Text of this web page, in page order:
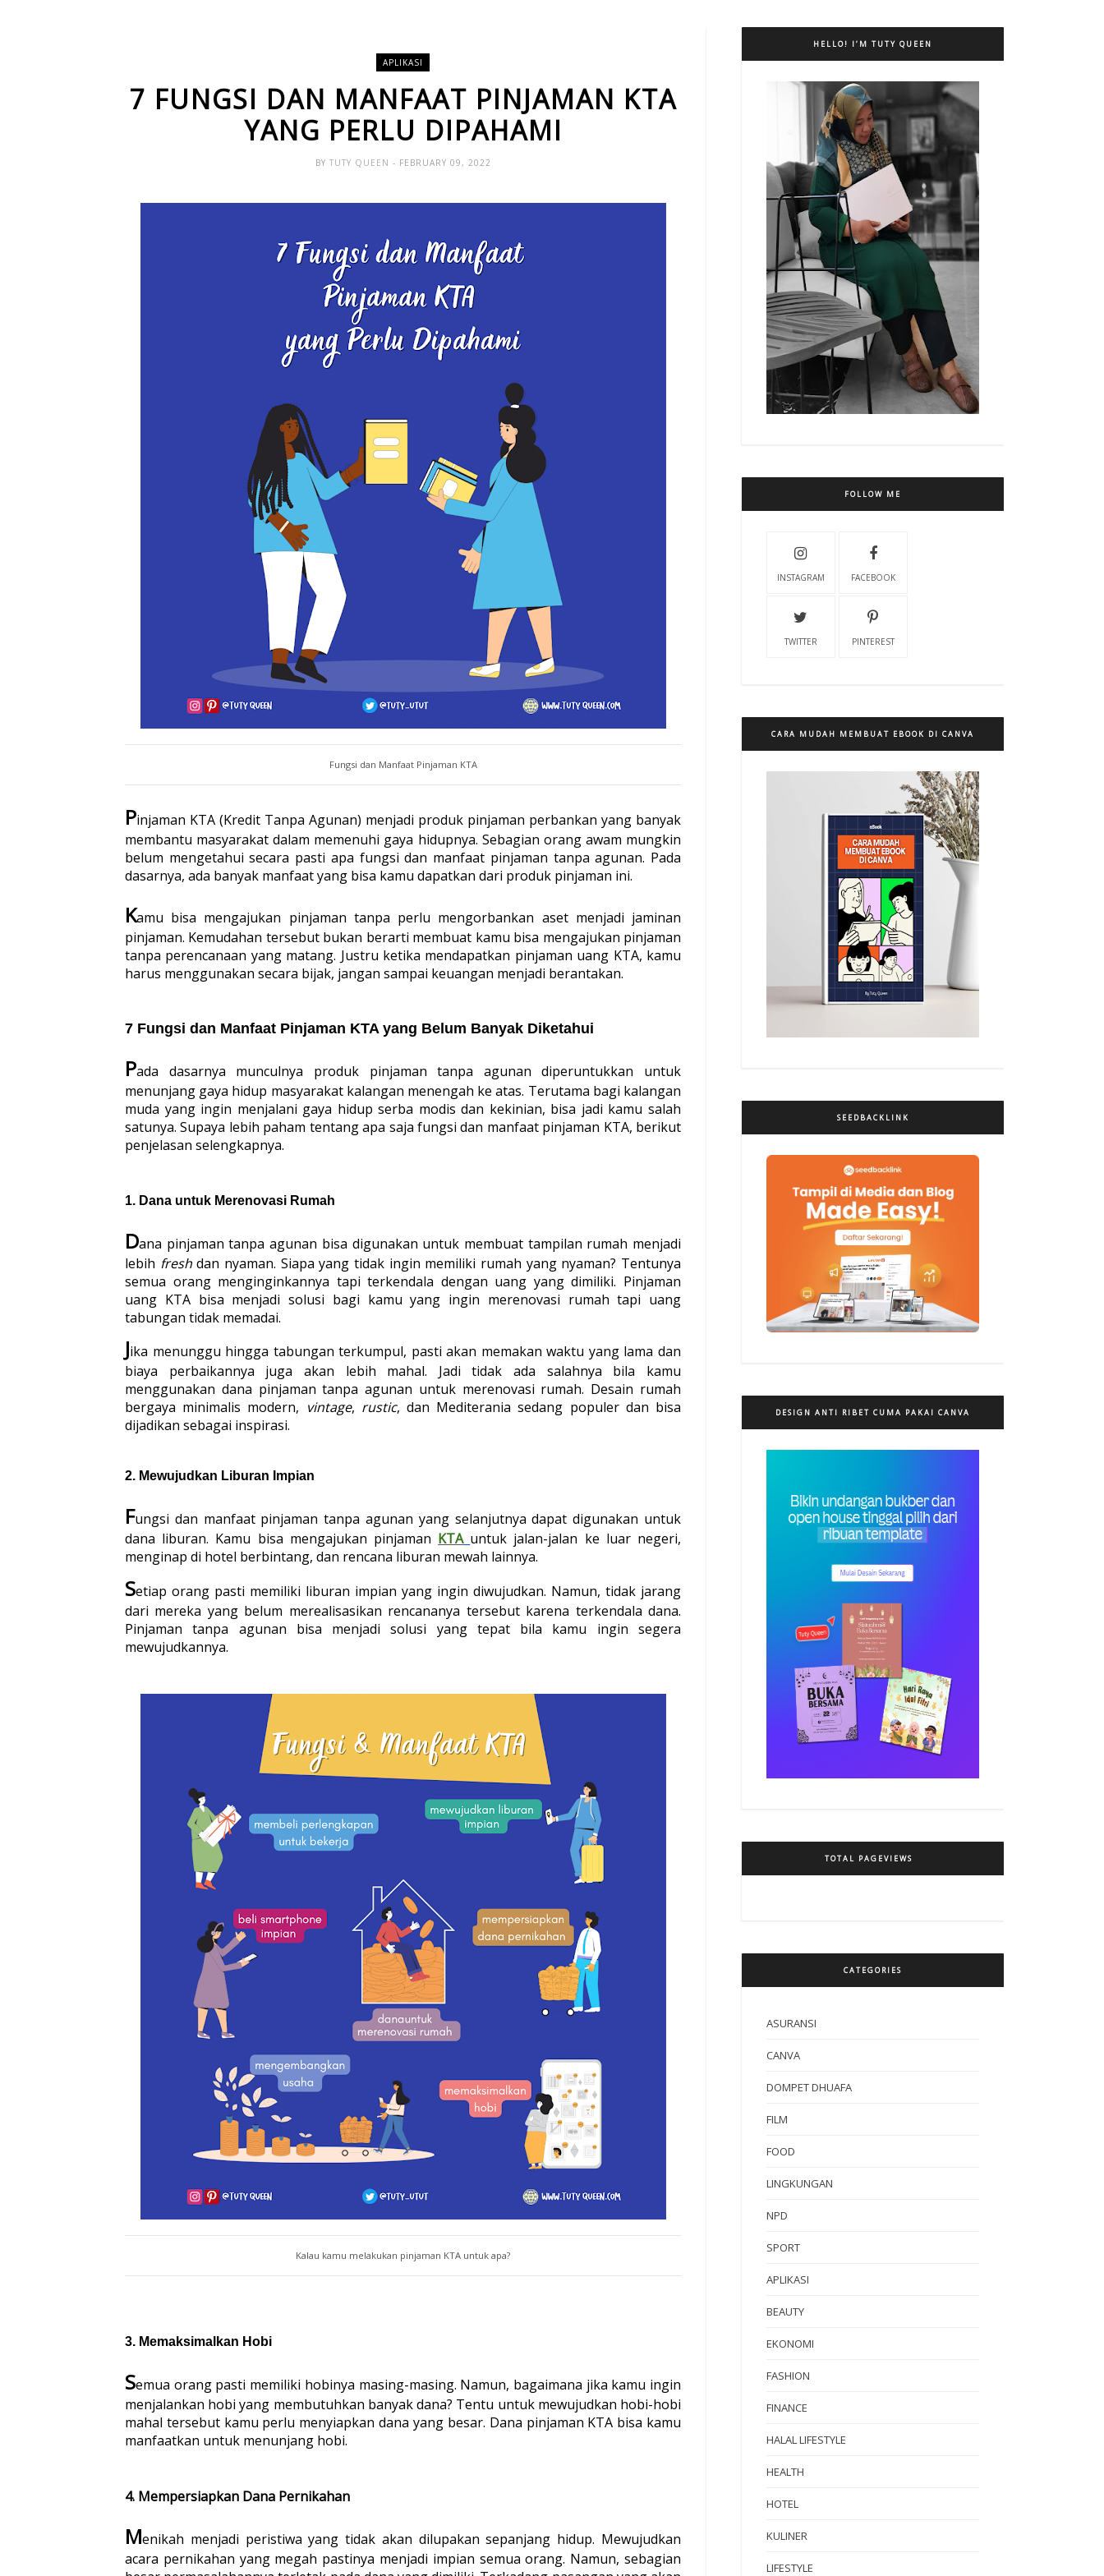
APLIKASI
7 FUNGSI DAN MANFAAT PINJAMAN KTA
YANG PERLU DIPAHAMI
BY TUTY QUEEN - FEBRUARY 09, 2022
Fungsi dan Manfaat Pinjaman KTA
Pinjaman KTA (Kredit Tanpa Agunan) menjadi produk pinjaman perbankan yang banyak
membantu masyarakat dalam memenuhi gaya hidupnya. Sebagian orang awam mungkin
belum mengetahui secara pasti apa fungsi dan manfaat pinjaman tanpa agunan. Pada
dasarnya, ada banyak manfaat yang bisa kamu dapatkan dari produk pinjaman ini.
Kamu bisa mengajukan pinjaman tanpa perlu mengorbankan aset menjadi jaminan
pinjaman. Kemudahan tersebut bukan berarti membuat kamu bisa mengajukan pinjaman
tanpa perencanaan yang matang. Justru ketika mendapatkan pinjaman uang KTA, kamu
harus menggunakan secara bijak, jangan sampai keuangan menjadi berantakan.
7 Fungsi dan Manfaat Pinjaman KTA yang Belum Banyak Diketahui
Pada dasarnya munculnya produk pinjaman tanpa agunan diperuntukkan untuk
menunjang gaya hidup masyarakat kalangan menengah ke atas. Terutama bagi kalangan
muda yang ingin menjalani gaya hidup serba modis dan kekinian, bisa jadi kamu salah
satunya. Supaya lebih paham tentang apa saja fungsi dan manfaat pinjaman KTA, berikut
penjelasan selengkapnya.
1. Dana untuk Merenovasi Rumah
Dana pinjaman tanpa agunan bisa digunakan untuk membuat tampilan rumah menjadi
lebih fresh dan nyaman. Siapa yang tidak ingin memiliki rumah yang nyaman? Tentunya
semua orang menginginkannya tapi terkendala dengan uang yang dimiliki. Pinjaman
uang KTA bisa menjadi solusi bagi kamu yang ingin merenovasi rumah tapi uang
tabungan tidak memadai.
Jika menunggu hingga tabungan terkumpul, pasti akan memakan waktu yang lama dan
biaya perbaikannya juga akan lebih mahal. Jadi tidak ada salahnya bila kamu
menggunakan dana pinjaman tanpa agunan untuk merenovasi rumah. Desain rumah
bergaya minimalis modern, vintage, rustic, dan Mediterania sedang populer dan bisa
dijadikan sebagai inspirasi.
2. Mewujudkan Liburan Impian
Fungsi dan manfaat pinjaman tanpa agunan yang selanjutnya dapat digunakan untuk
dana liburan. Kamu bisa mengajukan pinjaman KTA untuk jalan-jalan ke luar negeri,
menginap di hotel berbintang, dan rencana liburan mewah lainnya.
Setiap orang pasti memiliki liburan impian yang ingin diwujudkan. Namun, tidak jarang
dari mereka yang belum merealisasikan rencananya tersebut karena terkendala dana.
Pinjaman tanpa agunan bisa menjadi solusi yang tepat bila kamu ingin segera
mewujudkannya.
Kalau kamu melakukan pinjaman KTA untuk apa?
3. Memaksimalkan Hobi
Semua orang pasti memiliki hobinya masing-masing. Namun, bagaimana jika kamu ingin
menjalankan hobi yang membutuhkan banyak dana? Tentu untuk mewujudkan hobi-hobi
mahal tersebut kamu perlu menyiapkan dana yang besar. Dana pinjaman KTA bisa kamu
manfaatkan untuk menunjang hobi.
4. Mempersiapkan Dana Pernikahan
Menikah menjadi peristiwa yang tidak akan dilupakan sepanjang hidup. Mewujudkan
acara pernikahan yang megah pastinya menjadi impian semua orang. Namun, sebagian
HELLO! I’M TUTY QUEEN
FOLLOW ME
INSTAGRAM FACEBOOK
TWITTER PINTEREST
CARA MUDAH MEMBUAT EBOOK DI CANVA
SEEDBACKLINK
DESIGN ANTI RIBET CUMA PAKAI CANVA
TOTAL PAGEVIEWS
CATEGORIES
ASURANSI
CANVA
DOMPET DHUAFA
FILM
FOOD
LINGKUNGAN
NPD
SPORT
APLIKASI
BEAUTY
EKONOMI
FASHION
FINANCE
HALAL LIFESTYLE
HEALTH
HOTEL
KULINER
LIFESTYLE